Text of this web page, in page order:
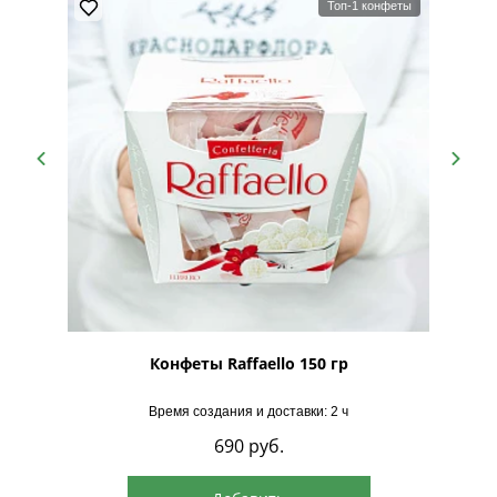
Топ-1 конфеты
Конфеты Raffaello 150 гр
Время создания и доставки: 2 ч
690 руб.